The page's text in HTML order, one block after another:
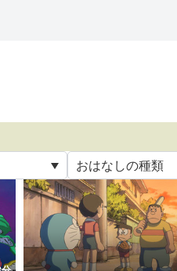
おはなしの種類
すべて
通常回
誕生日スペシャル